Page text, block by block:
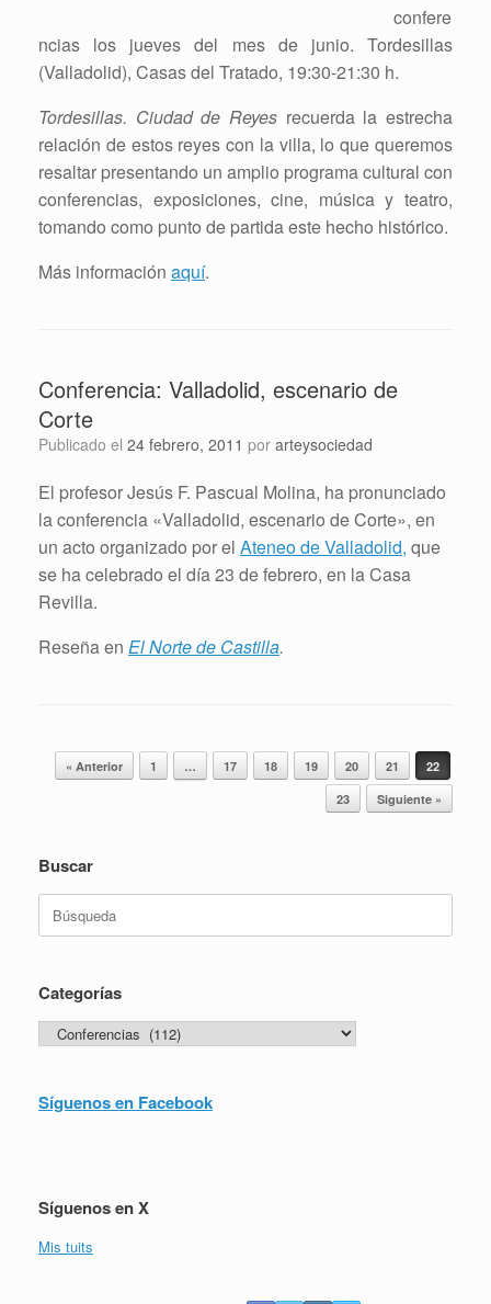
confere
ncias los jueves del mes de junio. Tordesillas
(Valladolid), Casas del Tratado, 19:30-21:30 h.
Tordesillas. Ciudad de Reyes recuerda la estrecha
relación de estos reyes con la villa, lo que queremos
resaltar presentando un amplio programa cultural con
conferencias, exposiciones, cine, música y teatro,
tomando como punto de partida este hecho histórico.
Más información aquí.
Conferencia: Valladolid, escenario de
Corte
Publicado el 24 febrero, 2011 por arteysociedad
El profesor Jesús F. Pascual Molina, ha pronunciado
la conferencia «Valladolid, escenario de Corte», en
un acto organizado por el Ateneo de Valladolid, que
se ha celebrado el día 23 de febrero, en la Casa
Revilla.
Reseña en El Norte de Castilla.
Navegador de artículos
« Anterior 1 … 17 18 19 20 21
22
23
Siguiente »
Buscar
Buscar:
Categorías
Categorías
Síguenos en Facebook
Síguenos en X
Mis tuits